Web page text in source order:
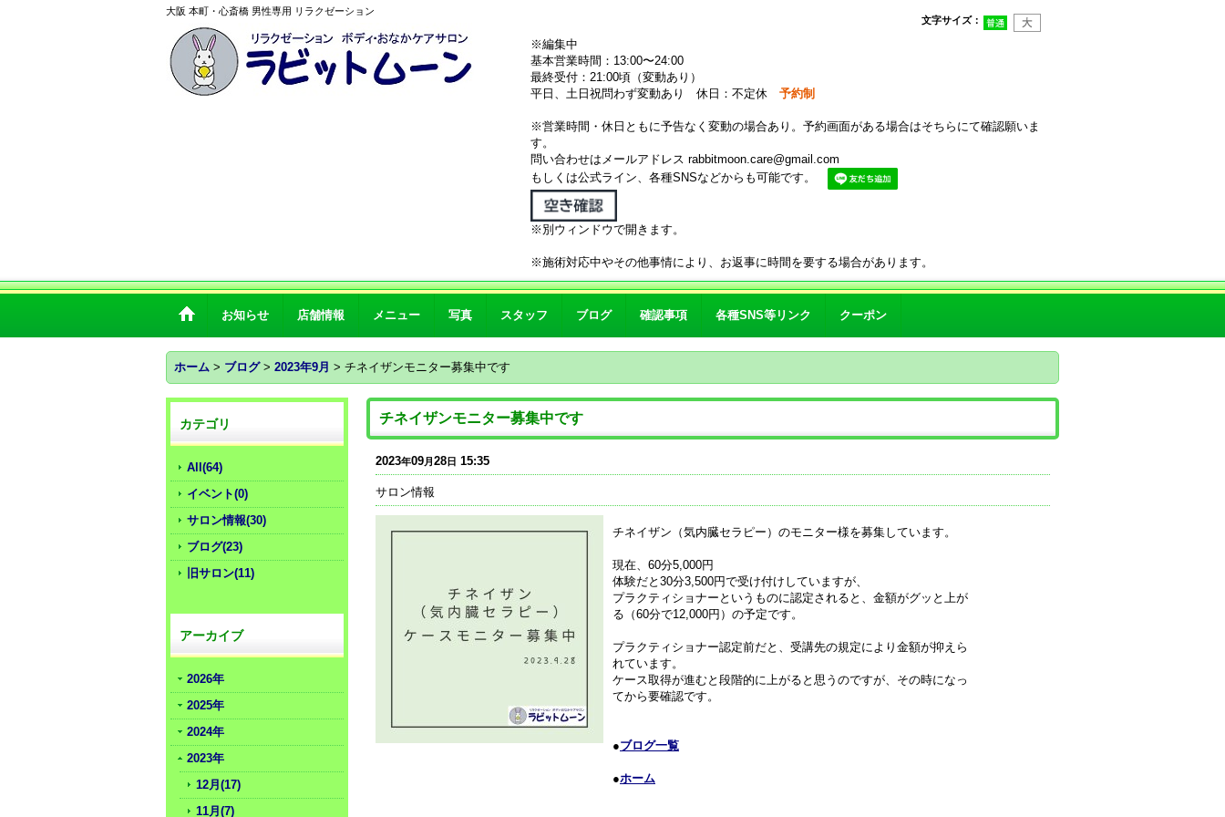
大阪 本町・心斎橋 男性専用 リラクゼーション
文字サイズ：
※編集中
基本営業時間：13:00〜24:00
最終受付：21:00頃（変動あり）
平日、土日祝問わず変動あり 休日：不定休 予約制
※営業時間・休日ともに予告なく変動の場合あり。予約画面がある場合はそちらにて確認願いま
す。
問い合わせはメールアドレス rabbitmoon.care@gmail.com
もしくは公式ライン、各種SNSなどからも可能です。
※別ウィンドウで開きます。
※施術対応中やその他事情により、お返事に時間を要する場合があります。
お知らせ 店舗情報 メニュー 写真 スタッフ ブログ 確認事項 各種SNS等リンク クーポン
ホーム > ブログ > 2023年9月 > チネイザンモニター募集中です
カテゴリ
All(64)
イベント(0)
サロン情報(30)
ブログ(23)
旧サロン(11)
アーカイブ
2026年
2025年
2024年
2023年
12月(17)
11月(7)
チネイザンモニター募集中です
2023年09月28日 15:35
サロン情報
チネイザン（気内臓セラピー）のモニター様を募集しています。
現在、60分5,000円
体験だと30分3,500円で受け付けしていますが、
プラクティショナーというものに認定されると、金額がグッと上が
る（60分で12,000円）の予定です。
プラクティショナー認定前だと、受講先の規定により金額が抑えら
れています。
ケース取得が進むと段階的に上がると思うのですが、その時になっ
てから要確認です。
●ブログ一覧
●ホーム